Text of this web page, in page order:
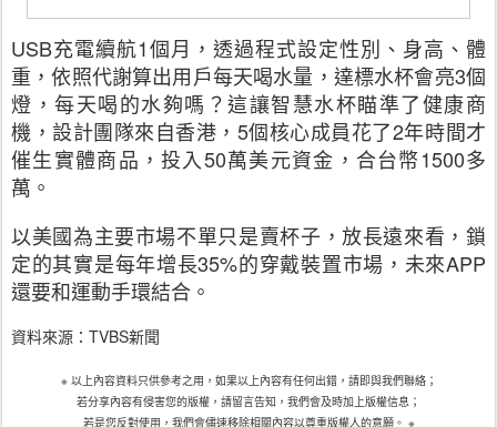
USB充電續航1個月，透過程式設定性別、身高、體
重，依照代謝算出用戶每天喝水量，達標水杯會亮3個
燈，每天喝的水夠嗎？這讓智慧水杯瞄準了健康商
機，設計團隊來自香港， 5個核心成員花了2年時間才
催生實體商品，投入50萬美元資金，合台幣1500多
萬。
以美國為主要市場不單只是賣杯子，放長遠來看，鎖
定的其實是每年增長35%的穿戴裝置市場，未來APP
還要和運動手環結合。
資料來源：TVBS新聞
※ 以上內容資料只供參考之用，如果以上內容有任何出錯，請即與我們聯絡；
若分享內容有侵害您的版權，請留言告知，我們會及時加上版權信息；
若是您反對使用，我們會儘速移除相關內容以尊重版權人的意願。 ※